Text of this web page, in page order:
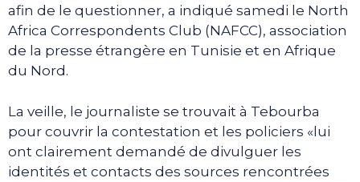
afin de le questionner, a indiqué samedi le North
Africa Correspondents Club (NAFCC), association
de la presse étrangère en Tunisie et en Afrique
du Nord.
La veille, le journaliste se trouvait à Tebourba
pour couvrir la contestation et les policiers «lui
ont clairement demandé de divulguer les
identités et contacts des sources rencontrées